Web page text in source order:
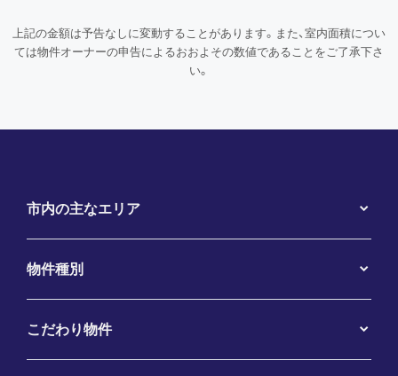
上記の金額は予告なしに変動することがあります。また、室内面積につい
ては物件オーナーの申告によるおおよその数値であることをご了承下さ
い。
市内の主なエリア
物件種別
こだわり物件